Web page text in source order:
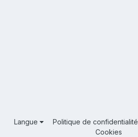
Langue Politique de confidentialité
Cookies